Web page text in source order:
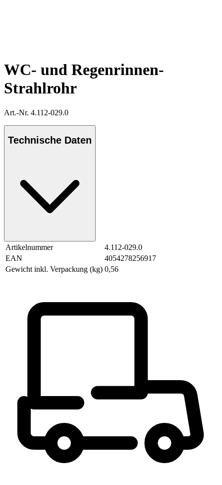
WC- und Regenrinnen-
Strahlrohr
Art.-Nr. 4.112-029.0
Technische Daten
Artikelnummer
4.112-029.0
EAN
4054278256917
Gewicht inkl. Verpackung (kg) 0,56